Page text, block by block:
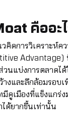
คืออะ
ดการวิเคราะห์ค
Advantage)
นแบ่งการตลาดได้
งและลึกล้อมรอบ
คูเมืองที่แข็งแกร่ง
ด้ยากขึ้นเท่านั้น